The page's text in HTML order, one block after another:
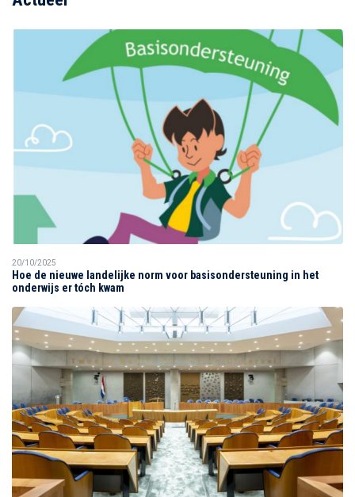
20/10/2025
Hoe de nieuwe landelijke norm voor basisondersteuning in het
onderwijs er tóch kwam